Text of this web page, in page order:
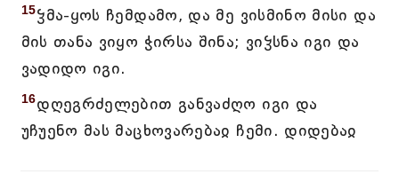
15ჴმა-ყოს ჩემდამო, და მე ვისმინო მისი და
მის თანა ვიყო ჭირსა შინა; ვიჴსნა იგი და
ვადიდო იგი.
16დღეგრძელებით განვაძღო იგი და
უჩუენო მას მაცხოვარებაჲ ჩემი. დიდებაჲ